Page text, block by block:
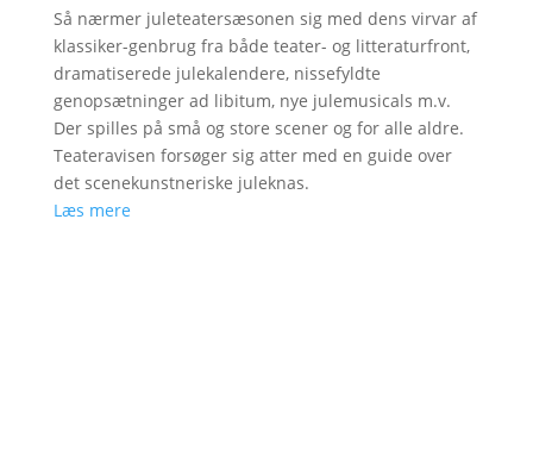
Så nærmer juleteatersæsonen sig med dens virvar af
klassiker-genbrug fra både teater- og litteraturfront,
dramatiserede julekalendere, nissefyldte
genopsætninger ad libitum, nye julemusicals m.v.
Der spilles på små og store scener og for alle aldre.
Teateravisen forsøger sig atter med en guide over
det scenekunstneriske juleknas.
Læs mere